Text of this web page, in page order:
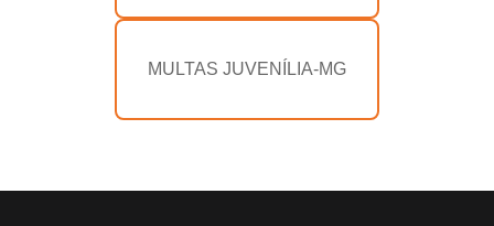
MULTAS JUVENÍLIA-MG